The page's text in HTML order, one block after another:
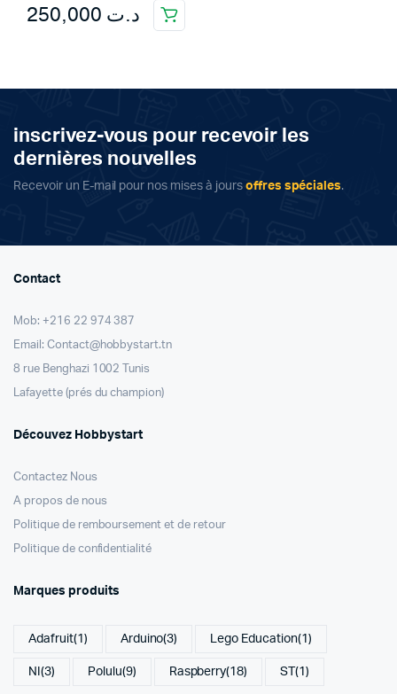
5
د.ت
inscrivez-vous pour recevoir les
dernières nouvelles
Recevoir un E-mail pour nos mises à jours offres spéciales.
Contact
Mob: +216 22 974 387
Email: Contact@hobbystart.tn
8 rue Benghazi 1002 Tunis
Lafayette (prés du champion)
Découvez Hobbystart
Contactez Nous
A propos de nous
Politique de remboursement et de retour
Politique de confidentialité
Marques produits
Adafruit(1) Arduino(3) Lego Education(1)
NI (3) Polulu(9) Raspberry(18) ST(1)